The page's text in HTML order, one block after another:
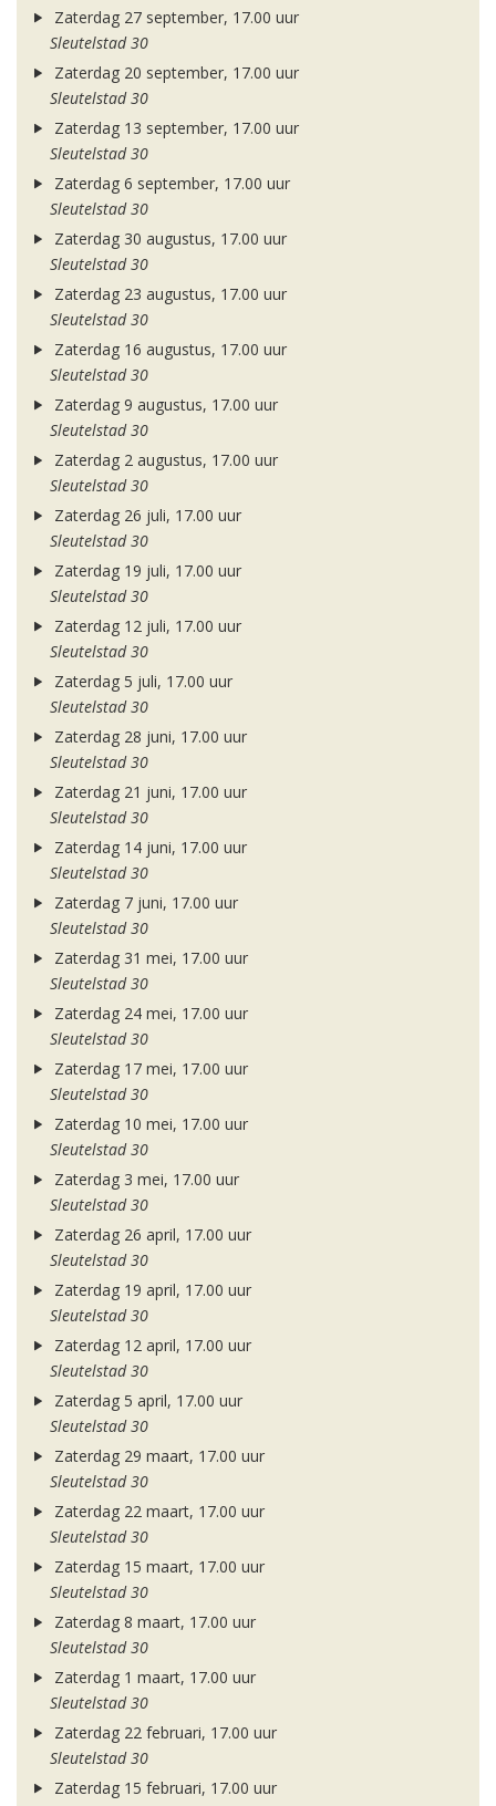
Zaterdag 27 september, 17.00 uur
Sleutelstad 30
Zaterdag 20 september, 17.00 uur
Sleutelstad 30
Zaterdag 13 september, 17.00 uur
Sleutelstad 30
Zaterdag 6 september, 17.00 uur
Sleutelstad 30
Zaterdag 30 augustus, 17.00 uur
Sleutelstad 30
Zaterdag 23 augustus, 17.00 uur
Sleutelstad 30
Zaterdag 16 augustus, 17.00 uur
Sleutelstad 30
Zaterdag 9 augustus, 17.00 uur
Sleutelstad 30
Zaterdag 2 augustus, 17.00 uur
Sleutelstad 30
Zaterdag 26 juli, 17.00 uur
Sleutelstad 30
Zaterdag 19 juli, 17.00 uur
Sleutelstad 30
Zaterdag 12 juli, 17.00 uur
Sleutelstad 30
Zaterdag 5 juli, 17.00 uur
Sleutelstad 30
Zaterdag 28 juni, 17.00 uur
Sleutelstad 30
Zaterdag 21 juni, 17.00 uur
Sleutelstad 30
Zaterdag 14 juni, 17.00 uur
Sleutelstad 30
Zaterdag 7 juni, 17.00 uur
Sleutelstad 30
Zaterdag 31 mei, 17.00 uur
Sleutelstad 30
Zaterdag 24 mei, 17.00 uur
Sleutelstad 30
Zaterdag 17 mei, 17.00 uur
Sleutelstad 30
Zaterdag 10 mei, 17.00 uur
Sleutelstad 30
Zaterdag 3 mei, 17.00 uur
Sleutelstad 30
Zaterdag 26 april, 17.00 uur
Sleutelstad 30
Zaterdag 19 april, 17.00 uur
Sleutelstad 30
Zaterdag 12 april, 17.00 uur
Sleutelstad 30
Zaterdag 5 april, 17.00 uur
Sleutelstad 30
Zaterdag 29 maart, 17.00 uur
Sleutelstad 30
Zaterdag 22 maart, 17.00 uur
Sleutelstad 30
Zaterdag 15 maart, 17.00 uur
Sleutelstad 30
Zaterdag 8 maart, 17.00 uur
Sleutelstad 30
Zaterdag 1 maart, 17.00 uur
Sleutelstad 30
Zaterdag 22 februari, 17.00 uur
Sleutelstad 30
Zaterdag 15 februari, 17.00 uur